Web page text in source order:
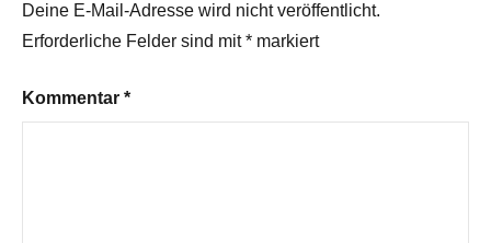
Deine E-Mail-Adresse wird nicht veröffentlicht.
Erforderliche Felder sind mit* markiert
Kommentar *